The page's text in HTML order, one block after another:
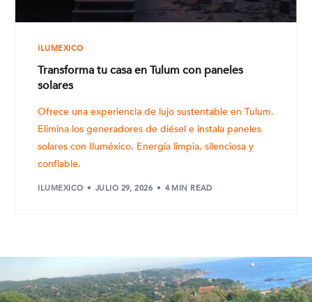
ILUMEXICO
Transforma tu casa en Tulum con paneles
solares
Ofrece una experiencia de lujo sustentable en Tulum.
Elimina los generadores de diésel e instala paneles
solares con Iluméxico. Energía limpia, silenciosa y
confiable.
ILUMEXICO JULIO 29, 2026 4 MIN READ